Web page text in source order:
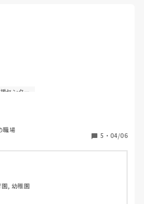
育士手当という名目）
なく子育て支援センター＋フリ
りあえず付かない、次年度はポ
センター
職場
5 ・ 04/06
, 幼稚園